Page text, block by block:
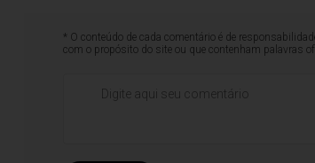
* O conteúdo de cada comentário é de
com o propósito do site ou que contenham palavras